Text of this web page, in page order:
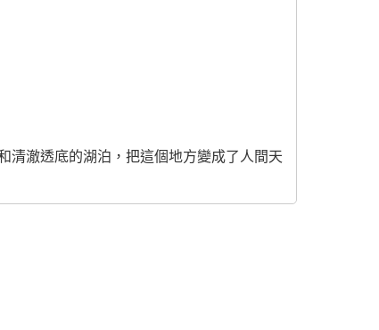
清澈透底的湖泊，把這個地方變成了人間天